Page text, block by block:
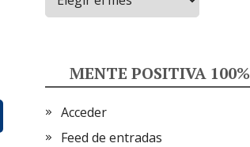
MENTE POSITIVA 100%
Acceder
Feed de entradas